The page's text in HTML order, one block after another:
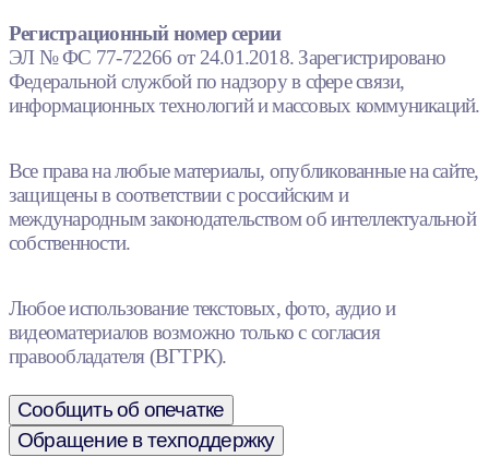
Регистрационный номер серии
ЭЛ № ФС 77-72266 от 24.01.2018. Зарегистрировано
Федеральной службой по надзору в сфере связи,
информационных технологий и массовых коммуникаций.
Все права на любые материалы, опубликованные на сайте,
защищены в соответствии с российским и
международным законодательством об интеллектуальной
собственности.
Любое использование текстовых, фото, аудио и
видеоматериалов возможно только с согласия
правообладателя (ВГТРК).
Сообщить об опечатке
Обращение в техподдержку